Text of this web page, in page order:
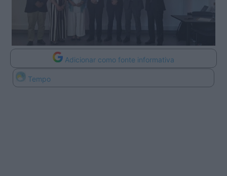
Adicionar como fonte informativa
Tempo